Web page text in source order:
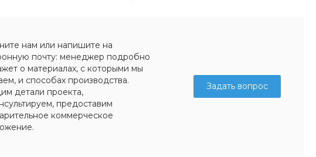
нам или напишите на
почту: менеджер подробно
о материалах, с которыми мы
и способах производства.
детали проекта,
предоставим
коммерческое
Задать вопрос